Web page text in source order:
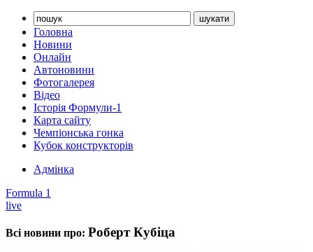
Головна
Новини
Онлайн
Автоновини
Фотогалерея
Відео
Історія Формули-1
Карта сайту
Чемпіонська гонка
Кубок конструкторів
Адмінка
Formula 1
live
Всі новини про: Роберт Кубіца